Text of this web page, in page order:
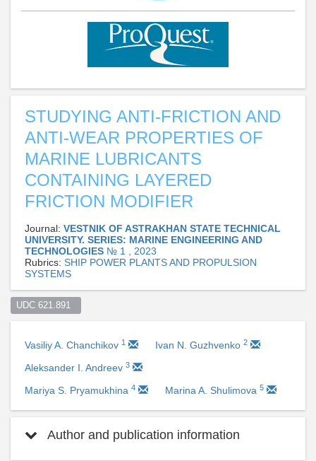
STUDYING ANTI-FRICTION AND
ANTI-WEAR PROPERTIES OF
MARINE LUBRICANTS
CONTAINING LAYERED
FRICTION MODIFIER
Journal: VESTNIK OF ASTRAKHAN STATE TECHNICAL
UNIVERSITY. SERIES: MARINE ENGINEERING AND
TECHNOLOGIES № 1 , 2023
Rubrics: SHIP POWER PLANTS AND PROPULSION
SYSTEMS
UDC 621.891
Vasiliy A. Chanchikov 1 Ivan N. Guzhvenko 2
Aleksander I. Andreev 3
Mariya S. Pryamukhina 4 Marina A. Shulimova 5
Author and publication information